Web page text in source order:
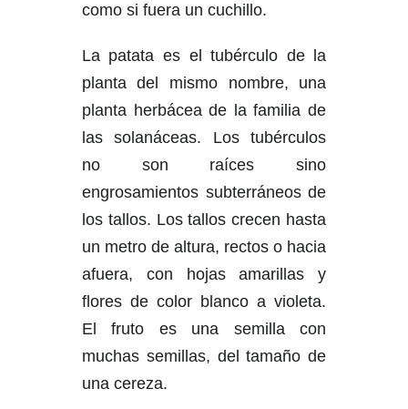
como si fuera un cuchillo.
La patata es el tubérculo de la
planta del mismo nombre, una
planta herbácea de la familia de
las solanáceas. Los tubérculos
no son raíces sino
engrosamientos subterráneos de
los tallos. Los tallos crecen hasta
un metro de altura, rectos o hacia
afuera, con hojas amarillas y
flores de color blanco a violeta.
El fruto es una semilla con
muchas semillas, del tamaño de
una cereza.